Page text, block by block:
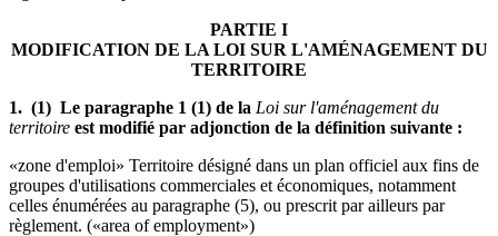
PARTIE I
MODIFICATION DE LA LOI SUR L'AMÉNAGEMENT DU
TERRITOIRE
1. (1) Le paragraphe 1 (1) de la Loi sur l'aménagement du
territoire est modifié par adjonction de la définition suivante :
«zone d'emploi» Territoire désigné dans un plan officiel aux fins de
groupes d'utilisations commerciales et économiques, notamment
celles énumérées au paragraphe (5), ou prescrit par ailleurs par
règlement. («area of employment»)